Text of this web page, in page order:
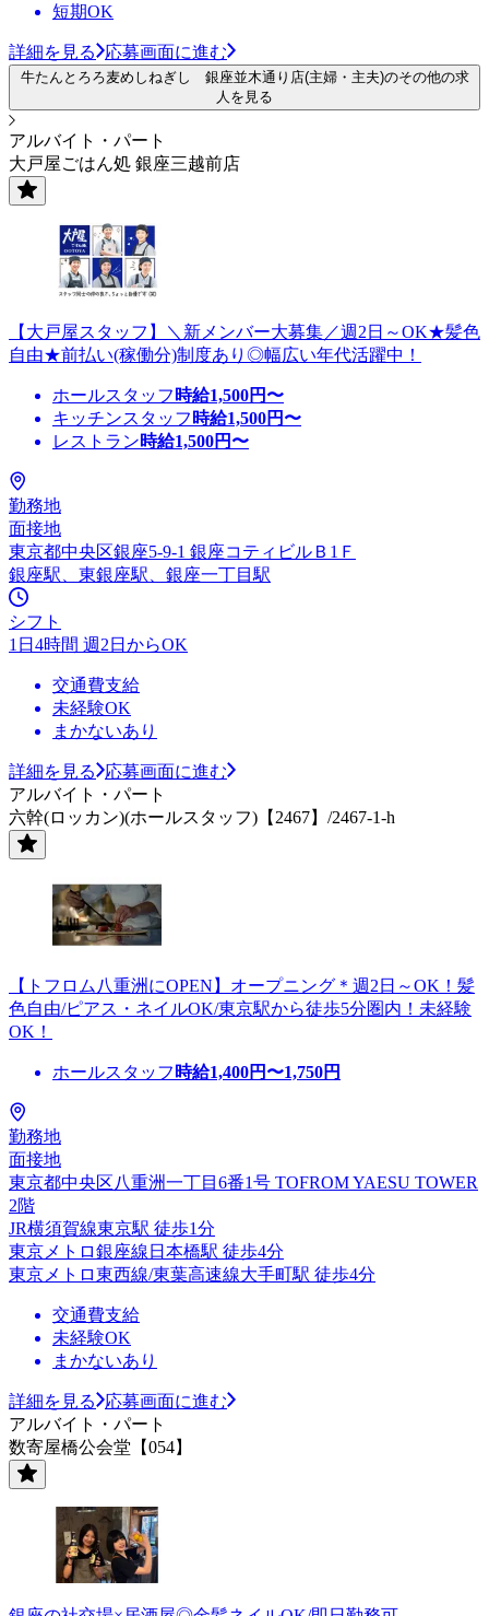
短期OK
詳細を見る 応募画面に進む
牛たんとろろ麦めしねぎし 銀座並木通り店(主婦・主夫)のその他の求
人を見る
アルバイト・パート
大戸屋ごはん処 銀座三越前店
【大戸屋スタッフ】＼新メンバー大募集／週2日～OK★髪色
自由★前払い(稼働分)制度あり◎幅広い年代活躍中！
ホールスタッフ 時給1,500円〜
キッチンスタッフ 時給1,500円〜
レストラン時給1,500円〜
勤務地
面接地
東京都中央区銀座5-9-1 銀座コティビルＢ1Ｆ
銀座駅、東銀座駅、銀座一丁目駅
シフト
1日4時間 週2日からOK
交通費支給
未経験OK
まかないあり
詳細を見る
応募画面に進む
アルバイト・パート
六幹(ロッカン)(ホールスタッフ)【2467】/2467-1-h
【トフロム八重洲にOPEN】オープニング＊週2日～OK！髪
色自由/ピアス・ネイルOK/東京駅から徒歩5分圏内！未経験
OK！
ホールスタッフ 時給1,400円〜1,750円
勤務地
面接地
東京都中央区八重洲一丁目6番1号 TOFROM YAESU TOWER
2階
JR横須賀線東京駅 徒歩1分
東京メトロ銀座線日本橋駅 徒歩4分
東京メトロ東西線/東葉高速線大手町駅 徒歩4分
交通費支給
未経験OK
まかないあり
詳細を見る
応募画面に進む
アルバイト・パート
数寄屋橋公会堂【054】